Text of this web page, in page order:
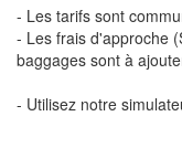
- Les tarifs sont
- Les frais d'approche
baggages sont à
- Utilisez notre